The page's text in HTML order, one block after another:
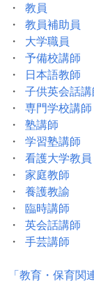
教員
教員補助員
大学職員
予備校講師
日本語教師
子供英会話講
専門学校講師
塾講師
学習塾講師
看護大学教員
家庭教師
養護教諭
臨時講師
英会話講師
手芸講師
「教育・保育関